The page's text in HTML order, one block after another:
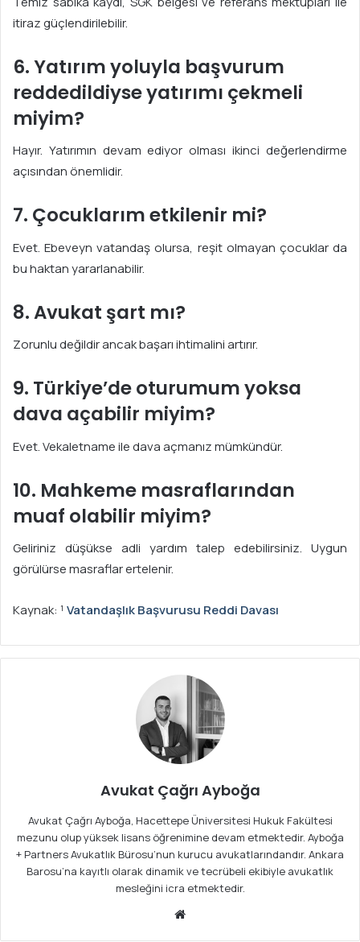
itiraz güçlendirilebilir.
6. Yatırım yoluyla başvurum
reddedildiyse yatırımı çekmeli
miyim?
Hayır. Yatırımın devam ediyor olması ikinci değerlendirme
açısından önemlidir.
7. Çocuklarım etkilenir mi?
Evet. Ebeveyn vatandaş olursa, reşit olmayan çocuklar da
bu haktan yararlanabilir.
8. Avukat şart mı?
Zorunlu değildir ancak başarı ihtimalini artırır.
9. Türkiye’de oturumum yoksa
dava açabilir miyim?
Evet. Vekaletname ile dava açmanız mümkündür.
10. Mahkeme masraflarından
muaf olabilir miyim?
Geliriniz düşükse adli yardım talep edebilirsiniz. Uygun
görülürse masraflar ertelenir.
Kaynak: ¹ Vatandaşlık Başvurusu Reddi Davası
Avukat Çağrı Ayboğa
Avukat Çağrı Ayboğa, Hacettepe Üniversitesi Hukuk Fakültesi
mezunu olup yüksek lisans öğrenimine devam etmektedir. Ayboğa
+ Partners Avukatlık Bürosu’nun kurucu avukatlarındandır. Ankara
Barosu’na kayıtlı olarak dinamik ve tecrübeli ekibiyle avukatlık
mesleğini icra etmektedir.